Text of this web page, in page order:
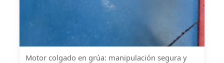
Motor colgado en grúa: manipulación segura y